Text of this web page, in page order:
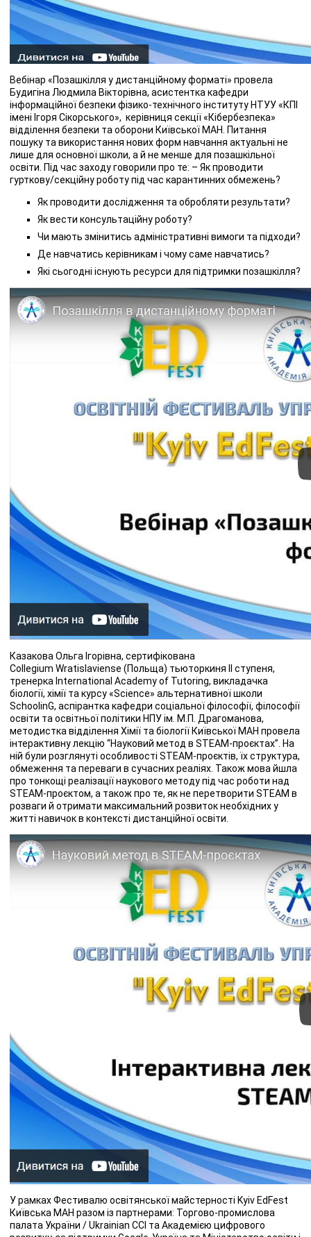
Вебінар «Позашкілля у дистанційному форматі» провела
Будигіна Людмила Вікторівна, асистентка кафедри
інформаційної безпеки фізико-технічного інституту НТУУ «КПІ
імені Ігоря Сікорського», керівниця секції «Кібербезпека»
відділення безпеки та оборони Київської МАН. Питання
пошуку та використання нових форм навчання актуальні не
лише для основної школи, а й не менше для позашкільної
освіти. Під час заходу говорили про те: – Як проводити
гурткову/секційну роботу під час карантинних обмежень?
Як проводити дослідження та обробляти результати?
Як вести консультаційну роботу?
Чи мають змінитись адміністративні вимоги та підходи?
Де навчатись керівникам і чому саме навчатись?
Які сьогодні існують ресурси для підтримки позашкілля?
Казакова Ольга Ігорівна, сертифікована
Collegium Wratislaviense (Польща) тьюторкиня ІІ ступеня,
тренерка International Academy of Tutoring, викладачка
біології, хімії та курсу «Science» альтернативної школи
SchoolinG, аспірантка кафедри соціальної філософії, філософії
освіти та освітньої політики НПУ ім. М.П. Драгоманова,
методистка відділення Хімії та біології Київської МАН провела
інтерактивну лекцію “Науковий метод в STEAM-проєктах”. На
ній були розглянуті особливості STEAM-проєктів, їх структура,
обмеження та переваги в сучасних реаліях. Також мова йшла
про тонкощі реалізації наукового методу під час роботи над
STEAM-проєктом, а також про те, як не перетворити STEAM в
розваги й отримати максимальний розвиток необхідних у
житті навичок в контексті дистанційної освіти.
У рамках Фестивалю освітянської майстерності Kyiv EdFest
Київська МАН разом із партнерами: Торгово-промислова
палата України / Ukrainian CCI та Академією цифрового